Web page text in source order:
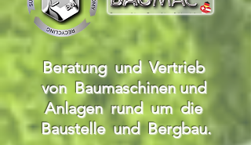
Beratung und Vertrieb
von Baumaschinen und
Anlagen rund um die
Baustelle und Bergbau.